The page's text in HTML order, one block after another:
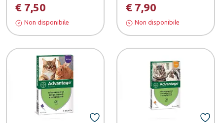
€ 7,50
Non disponibile
€ 7,90
Non disponibile